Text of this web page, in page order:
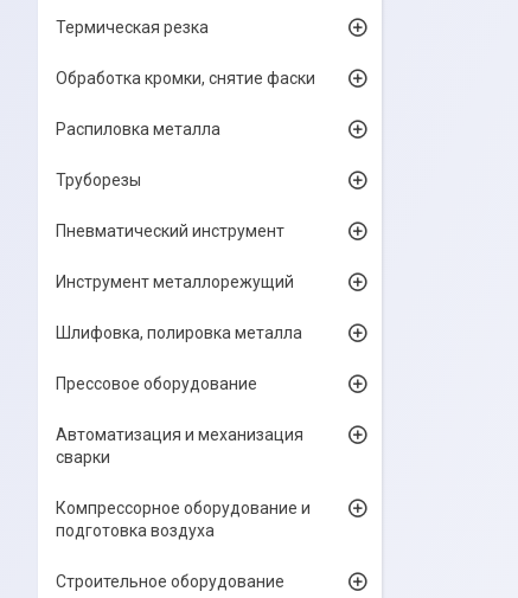
Термическая резка
Обработка кромки, снятие фаски
Распиловка металла
Труборезы
Пневматический инструмент
Инструмент металлорежущий
Шлифовка, полировка металла
Прессовое оборудование
Автоматизация и механизация
сварки
Компрессорное оборудование и
подготовка воздуха
Строительное оборудование